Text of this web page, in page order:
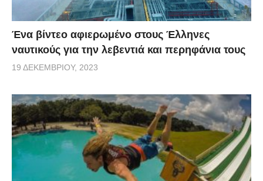
Ένα βίντεο αφιερωμένο στους Έλληνες
ναυτικούς για την λεβεντιά και περηφάνια τους
19 ΔΕΚΕΜΒΡΊΟΥ, 2023